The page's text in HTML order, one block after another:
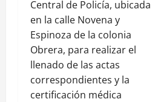
Central de Policía, ubicada
en la calle Novena y
Espinoza de la colonia
Obrera, para realizar el
llenado de las actas
correspondientes y la
certificación médica